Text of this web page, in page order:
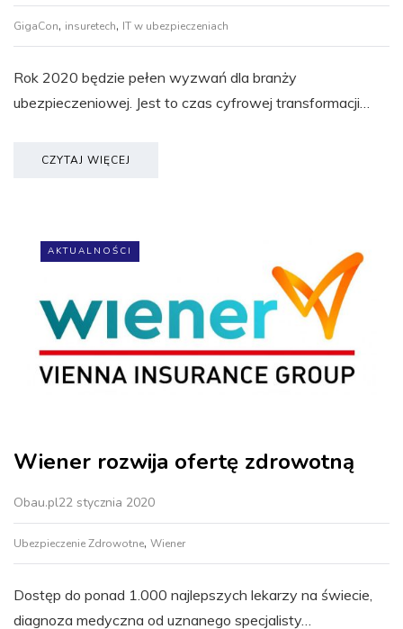
GigaCon, insuretech, IT w ubezpieczeniach
Rok 2020 będzie pełen wyzwań dla branży
ubezpieczeniowej. Jest to czas cyfrowej transformacji…
CZYTAJ WIĘCEJ
AKTUALNOŚCI
Wiener rozwija ofertę zdrowotną
Obau.pl22 stycznia 2020
Ubezpieczenie Zdrowotne, Wiener
Dostęp do ponad 1.000 najlepszych lekarzy na świecie,
diagnoza medyczna od uznanego specjalisty…